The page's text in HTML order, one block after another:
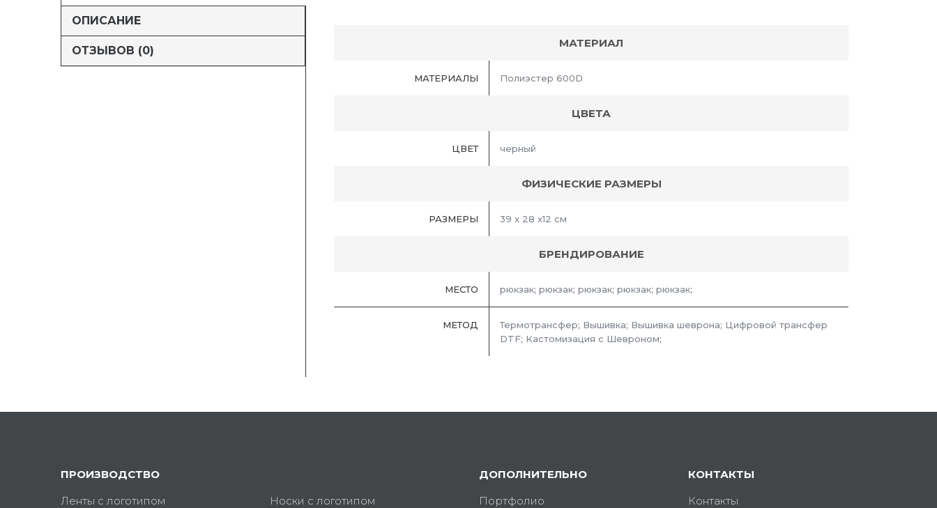
ОПИСАНИЕ
ОТЗЫВОВ (0)
МАТЕРИАЛ
МАТЕРИАЛЫ Полиэстер 600D
ЦВЕТА
ЦВЕТ черный
ФИЗИЧЕСКИЕ РАЗМЕРЫ
РАЗМЕРЫ 39 x 28 x12 см
БРЕНДИРОВАНИЕ
МЕСТО рюкзак; рюкзак; рюкзак; рюкзак; рюкзак;
МЕТОД
Термотрансфер; Вышивка; Вышивка шеврона; Цифровой трансфер
DTF; Кастомизация с Шевроном;
ПРОИЗВОДСТВО
Ленты с логотипом
Носки с логотипом
ДОПОЛНИТЕЛЬНО
Портфолио
КОНТАКТЫ
Контакты